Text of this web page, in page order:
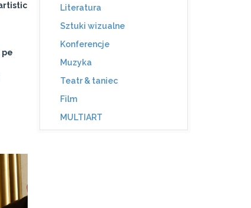
pe
Literatura
Sztuki wizualne
Konferencje
Muzyka
Teatr & taniec
Film
MULTIART